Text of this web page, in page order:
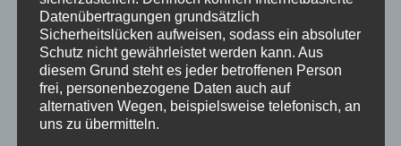
CONCAVER CVR1
19×8,5 ET35 5×112
Platinum Black
450,00€ *
CONCAVER CVR1
19×8 ET40 5×112
Double Tinted Black
Datenübertragungen grundsätzlich
Sicherheitslücken aufweisen, sodass ein absoluter
Schutz nicht gewährleistet werden kann. Aus
diesem Grund steht es jeder betroffenen Person
frei, personenbezogene Daten auch auf
alternativen Wegen, beispielsweise telefonisch, an
uns zu übermitteln.